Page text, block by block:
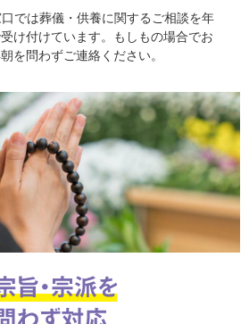
では葬儀・供養に関するご相談を年
け付けています。もしもの場合でお
を問わずご連絡ください。